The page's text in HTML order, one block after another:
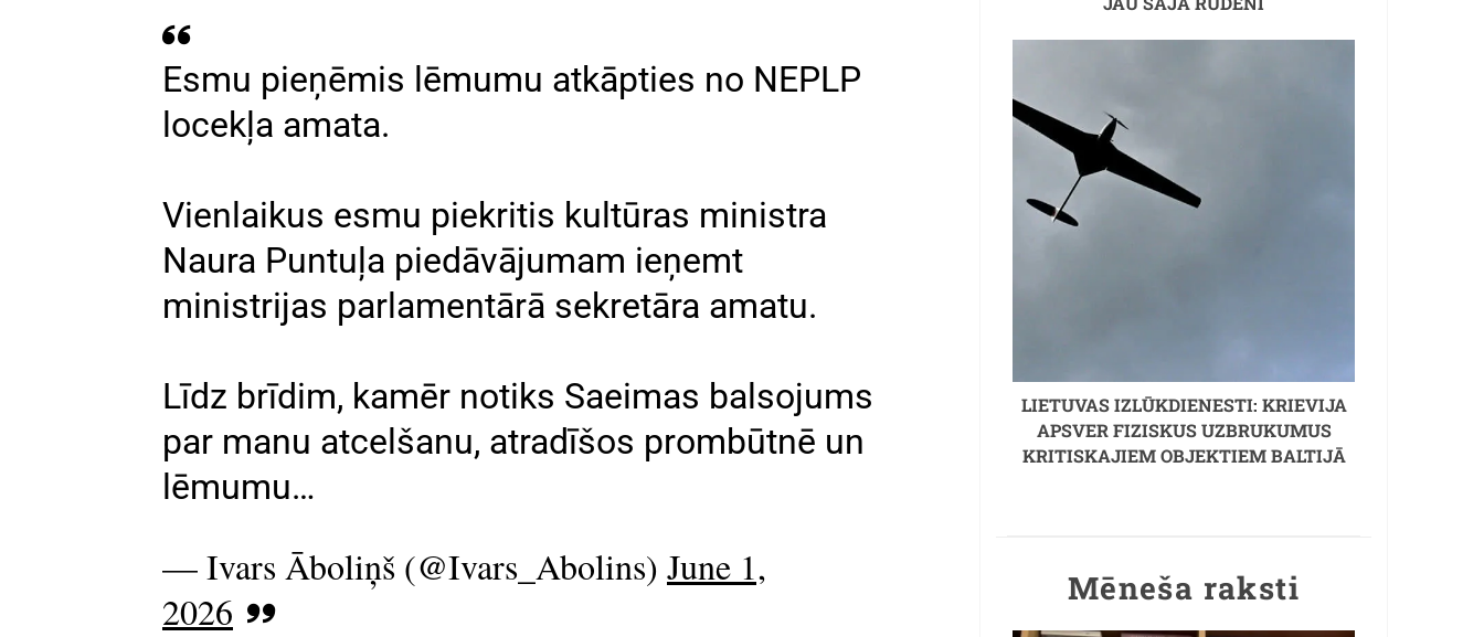
Esmu pieņēmis lēmumu atkāpties no NEPLP
locekļa amata.
Vienlaikus esmu piekritis kultūras ministra
Naura Puntuļa piedāvājumam ieņemt
ministrijas parlamentārā sekretāra amatu.
Līdz brīdim, kamēr notiks Saeimas balsojums
par manu atcelšanu, atradīšos prombūtnē un
lēmumu…
— Ivars Āboliņš (@Ivars_Abolins) June 1,
2026
LIETUVAS IZLŪKDIENESTI: KRIEVIJA
APSVER FIZISKUS UZBRUKUMUS
KRITISKAJIEM OBJEKTIEM BALTIJĀ
Mēneša raksti